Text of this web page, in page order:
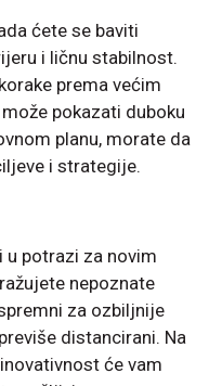
ćete se baviti
i ličnu stabilnost.
prema većim
pokazati duboku
planu, morate da
i strategije.
u potrazi za novim
nepoznate
za ozbiljnije
distancirani. Na
će vam